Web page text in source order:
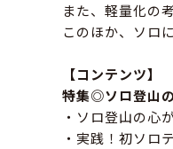
また、軽量化の
このほか、ソロ
【コンテンツ】
特集◎ソロ登山
・ソロ登山の心
・実践！初ソロ